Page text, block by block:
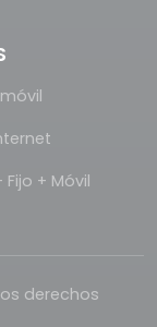
+ Móvil
derechos